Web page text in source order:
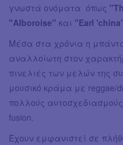
γνωστά ονόματα όπως
"Alboroise" και "Earl
Μέσα στα χρόνια η
αναλλοίωτη στον
πινελιές των μελών της
μουσικό κράμα με reggae/
πολλούς
fusion.
Έχουν εμφανιστεί σε